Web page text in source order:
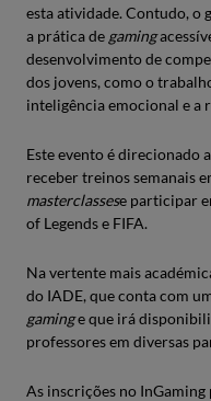
esta atividade. Contudo, o
a prática de gaming
desenvolvimento de
dos jovens, como o
inteligência emocional e a
Este evento é direcionado
receber treinos semanais
masterclassese participar
of Legends e FIFA.
Na vertente mais
do IADE, que conta com
gaminge que irá
professores em diversas
As inscrições no